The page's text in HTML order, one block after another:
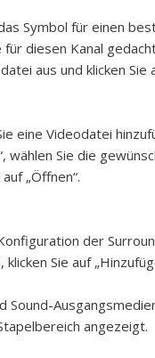
Symbol für einen
für diesen Kanal
aus und klicken Sie
eine Videodatei
wählen Sie die
„Öffnen“.
der
Sie auf
Sound-
angezeigt.